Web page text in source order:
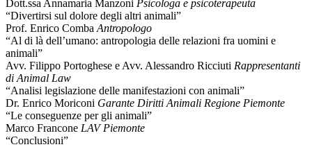
Dott.ssa Annamaria Manzoni Psicologa e psicoterapeuta
“Divertirsi sul dolore degli altri animali”
Prof. Enrico Comba Antropologo
“Al di là dell’umano: antropologia delle relazioni fra uomini e
animali”
Avv. Filippo Portoghese e Avv. Alessandro Ricciuti Rappresentanti
di Animal Law
“Analisi legislazione delle manifestazioni con animali”
Dr. Enrico Moriconi Garante Diritti Animali Regione Piemonte
“Le conseguenze per gli animali”
Marco Francone LAV Piemonte
“Conclusioni”